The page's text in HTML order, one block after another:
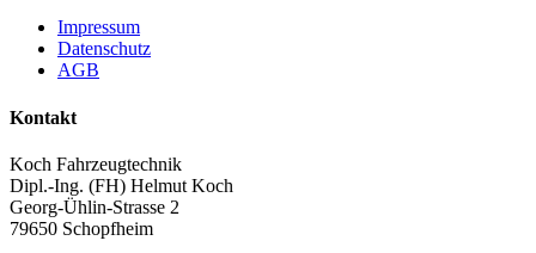
Impressum
Datenschutz
AGB
Kontakt
Koch Fahrzeugtechnik
Dipl.-Ing. (FH) Helmut Koch
Georg-Ühlin-Strasse 2
79650 Schopfheim